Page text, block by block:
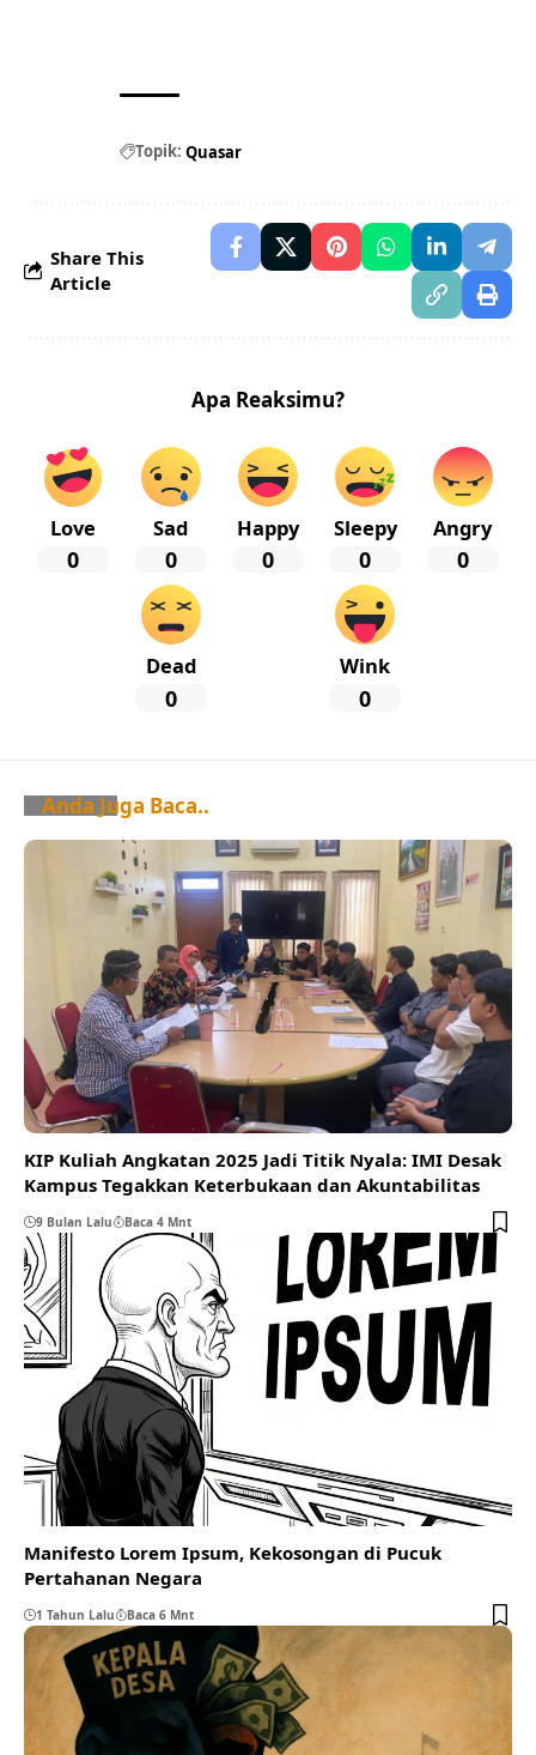
Topik: Quasar
Share This
Article
Apa Reaksimu?
Love
0
Sad
0
Happy
0
Sleepy
0
Angry
0
Dead
0
Wink
0
Anda Juga Baca..
KIP Kuliah Angkatan 2025 Jadi Titik Nyala: IMI Desak
Kampus Tegakkan Keterbukaan dan Akuntabilitas
9 Bulan Lalu Baca 4 Mnt
Manifesto Lorem Ipsum, Kekosongan di Pucuk
Pertahanan Negara
1 Tahun Lalu Baca 6 Mnt